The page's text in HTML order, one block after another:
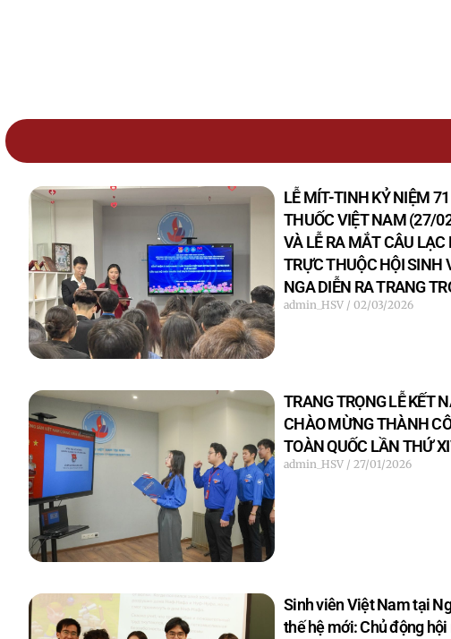
LỄ MÍT-TINH KỶ NIỆM
THUỐC VIỆT NAM (27/
VÀ LỄ RA MẮT CÂU LẠC
TRỰC THUỘC HỘI SINH
NGA DIỄN RA TRANG
admin_HSV 02/03/2026
TRANG TRỌNG LỄ KẾT
CHÀO MỪNG THÀNH
TOÀN QUỐC LẦN THỨ
admin_HSV 27/01/2026
Sinh viên Việt Nam tại
thế hệ mới: Chủ động